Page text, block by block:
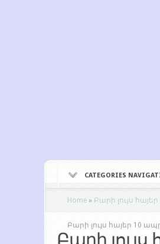
CATEGORIES
Home » Բարի լույս հայեր
Բարի լույս հայեր 10
Բարի լույս